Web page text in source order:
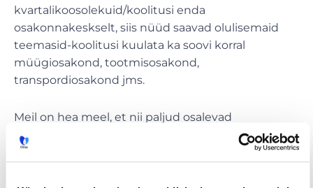
kvartalikoosolekuid/koolitusi enda
osakonnakeskselt, siis nüüd saavad olulisemaid
teemasid-koolitusi kuulata ka soovi korral
müügiosakond, tootmisosakond,
transpordiosakond jms.
Meil on hea meel, et nii paljud osalevad
kuulajatena. See on väike asi, aga väikestest
asjadest saavad suured… Info liigutamine on tihti